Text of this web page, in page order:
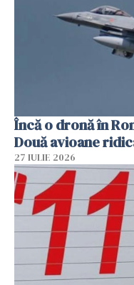
Încă o dronă în
Două avioane
27 IULIE 2026